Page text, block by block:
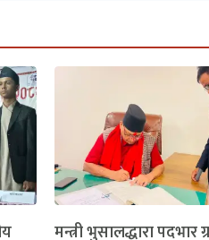
मन्त्री भुसालद्धारा पदभार